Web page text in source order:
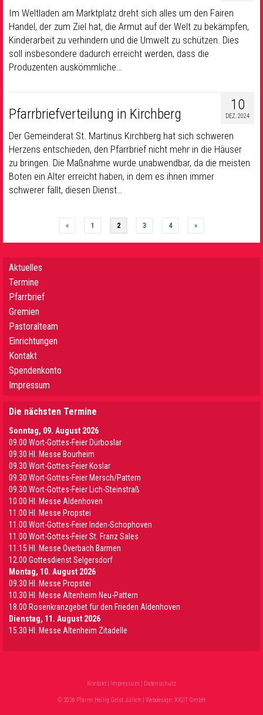
Im Weltladen am Marktplatz dreht sich alles um den Fairen
Handel, der zum Ziel hat, die Armut auf der Welt zu bekämpfen,
Kinderarbeit zu verhindern und die Umwelt zu schützen. Dies
soll insbesondere dadurch erreicht werden, dass die
Produzenten auskömmliche…
10
DEZ. 2024
Pfarrbriefverteilung in Kirchberg
Der Gemeinderat St. Martinus Kirchberg hat sich schweren
Herzens entschieden, den Pfarrbrief nicht mehr in die Häuser
zu bringen. Die Maßnahme wurde unabwendbar, da die meisten
Boten ein Alter erreicht haben, in dem es ihnen immer
schwerer fällt, diesen Dienst…
« 1 2 3 4 »
Aktuelles
Termine
Pfarrbrief
Gremien
Pastoralteam
Einrichtungen
Kontakt
Spendenkonto
Impressum
Die nächsten Termine
Sonntag, 09. August 2026
09.00 Wort-Gottes-Feier Dürboslar
09.30 HI. Messe Bourheim
09.30 Wort-Gottes-Feier Koslar
09.30 Wort-Gottes-Feier Mersch/Pattern
09.30 Wort-Gottes-Feier Lich-Steinstraß
10.00 Hl. Messe Aldenhoven
11.00 Hl. Messe Propstei
11.00 Wort-Gottes-Feier Inden-Schophoven
11.00 Wort-Gottes-Feier St. Franz Sales
11.15 Hl. Messe Overbach Barmen
12.00 Gottesdienst Selgersdorf
Montag, 10. August 2026
09.30 Hl. Messe Propstei
10.30 Hl. Messe Altenheim Neu-Pattern
18.00 Rosenkranzgebet für den Frieden Aldenhoven
Dienstag, 11. August 2026
15.30 Hl. Messe Altenheim Zitadelle
Kontakt | Impressum | Datenschutz
© 2026 Pfarrei Heilig Geist Jülich | Webdesign:XIQIT GmbH